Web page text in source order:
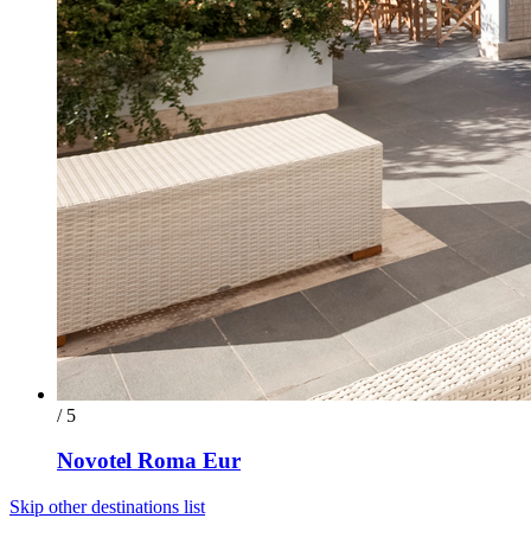
/ 5
Novotel Roma Eur
Skip other destinations list